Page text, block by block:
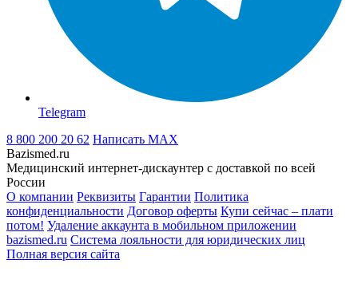
Telegram
8 800 200 20 62 Написать MAX
Bazismed.ru
Медицинский интернет-дискаунтер с доставкой по всей
России
О компании Реквизиты Гарантии Политика
конфиденциальности Договор оферты Купи сейчас – плати
потом! Удаление аккаунта в мобильном приложении
bazismed.ru Система лояльности для юридических лиц
Полная версия сайта